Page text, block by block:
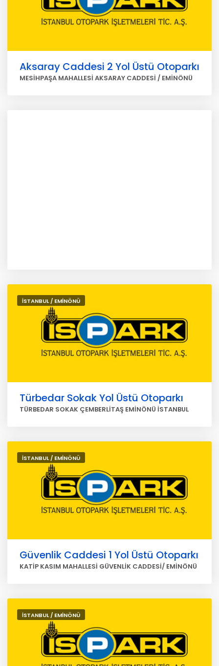
Aksaray Caddesi 2 Yol Üstü Otoparkı
MESİHPAŞA MAHALLESİ AKSARAY CADDESİ / EMİNÖNÜ
İSTANBUL / EMİNÖNÜ
Türbedar Sokak Yol Üstü Otoparkı
TÜRBEDAR SOKAK ÇEMBERLİTAŞ EMİNÖNÜ İSTANBUL
İSTANBUL / EMİNÖNÜ
Güvenlik Caddesi 1 Yol Üstü Otoparkı
KATİP KASIM MAHALLESİ GÜVENLİK CADDESİ/ EMİNÖNÜ
İSTANBUL / EMİNÖNÜ